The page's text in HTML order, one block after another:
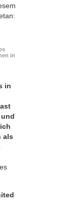
in
in
als